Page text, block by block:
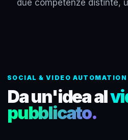
due competenze distinte,
SOCIAL & VIDEO AUTOMATION
Da un'idea al
pubblicato.